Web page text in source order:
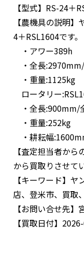
【型式】 RS-24＋
【農機具の説明】
4＋RSL1604です。
・アワー389h
・全長
・重量:1125kg
ロータリー
・全長:900mm/
・重量:252kg
・耕耘幅
【査定担当者から
から買取りさせて
【キーワード】 ヤ
店、登米市、買取
【お問い合せ先】
【買取日付】